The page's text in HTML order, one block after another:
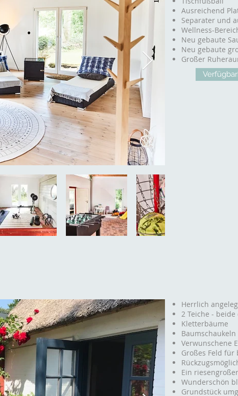
Ausreichend
Separater und
Wellness-
Neu gebaute
Neu gebaute
Großer
Herrlich
2 Teiche -
Kletterbäume
Baumschaukeln
Verwunschene
Großes Feld für
Ein
Wunderschön
Grundstück